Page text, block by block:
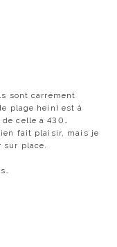
sont carrément
plage hein) est à
celle à 430…
fait plaisir, mais je
place.